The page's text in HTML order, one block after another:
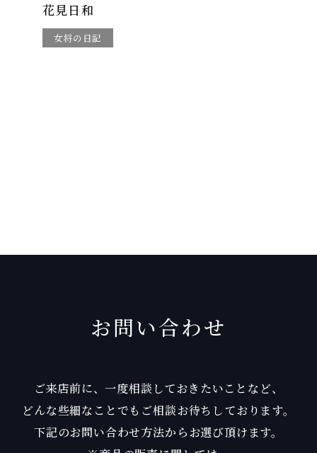
花見日和
女将の日記
お問い合わせ
ご来店前に、一度相談しておきたいことなど、
どんな些細なことでもご相談お待ちしております。
下記のお問い合わせ方法からお選び頂けます。